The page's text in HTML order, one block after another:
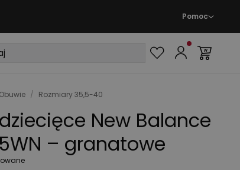
Pomoc
Obuwie / Rozmiary 35,5-40
New Balance
– granatowe